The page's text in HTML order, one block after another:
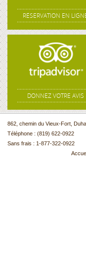
RÉSERVATION EN
DONNEZ VOTRE AVIS
862, chemin du Vieux-Fort,
Téléphone : (819) 622-0922
Sans frais : 1-877-322-0922